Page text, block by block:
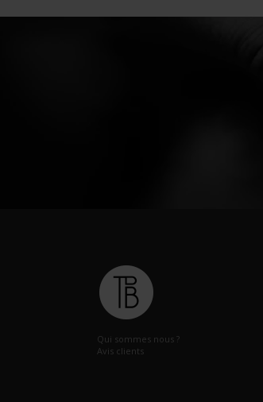
Qui sommes nous ?
Avis clients